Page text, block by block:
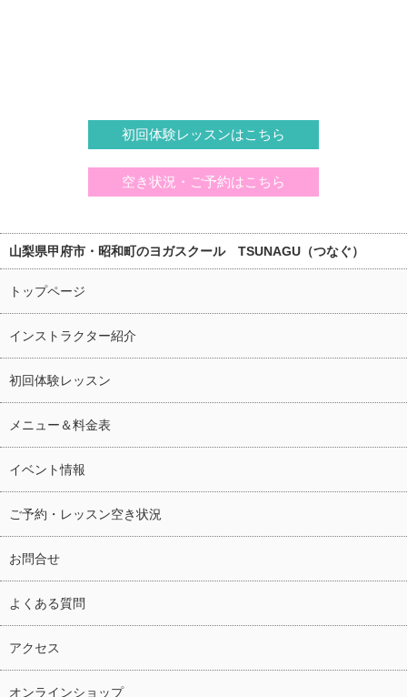
初回体験レッスンはこちら
空き状況・ご予約はこちら
山梨県甲府市・昭和町のヨガスクール TSUNAGU（つなぐ）
トップページ
インストラクター紹介
初回体験レッスン
メニュー＆料金表
イベント情報
ご予約・レッスン空き状況
お問合せ
よくある質問
アクセス
オンラインショップ